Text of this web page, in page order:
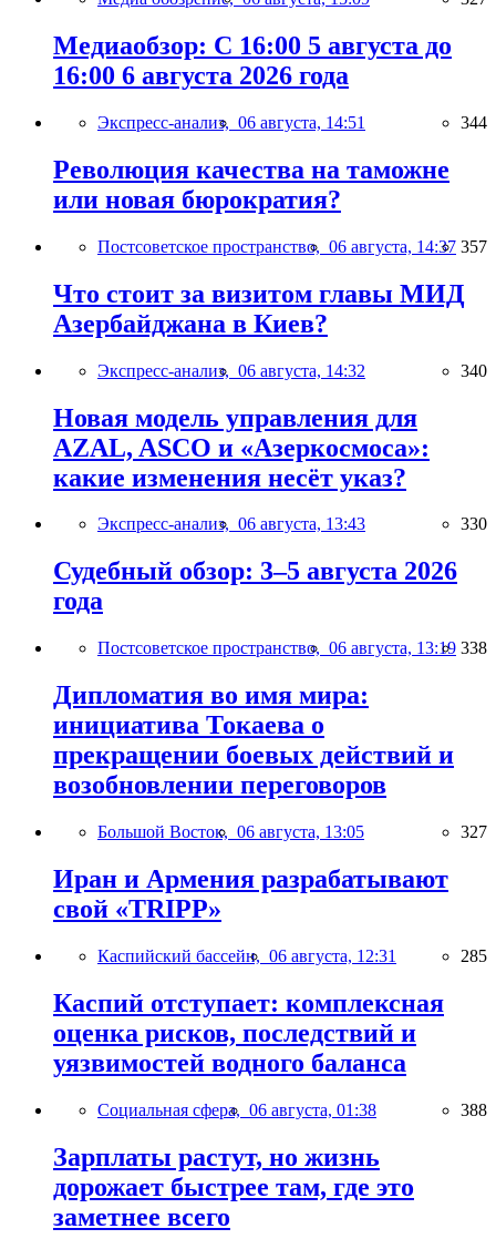
Медиаобзор: С 16:00 5 августа до
16:00 6 августа 2026 года
Экспресс-анализ, 06 августа, 14:51 344
Революция качества на таможне
или новая бюрократия?
Постсоветское пространство, 06 августа, 14:37 357
Что стоит за визитом главы МИД
Азербайджана в Киев?
Экспресс-анализ, 06 августа, 14:32 340
Новая модель управления для
AZAL, ASCO и «Азеркосмоса»:
какие изменения несёт указ?
Экспресс-анализ, 06 августа, 13:43 330
Судебный обзор: 3–5 августа 2026
года
Постсоветское пространство, 06 августа, 13:19 338
Дипломатия во имя мира:
инициатива Токаева о
прекращении боевых действий и
возобновлении переговоров
Большой Восток, 06 августа, 13:05 327
Иран и Армения разрабатывают
свой «TRIPP»
Каспийский бассейн, 06 августа, 12:31 285
Каспий отступает: комплексная
оценка рисков, последствий и
уязвимостей водного баланса
Социальная сфера, 06 августа, 01:38 388
Зарплаты растут, но жизнь
дорожает быстрее там, где это
заметнее всего